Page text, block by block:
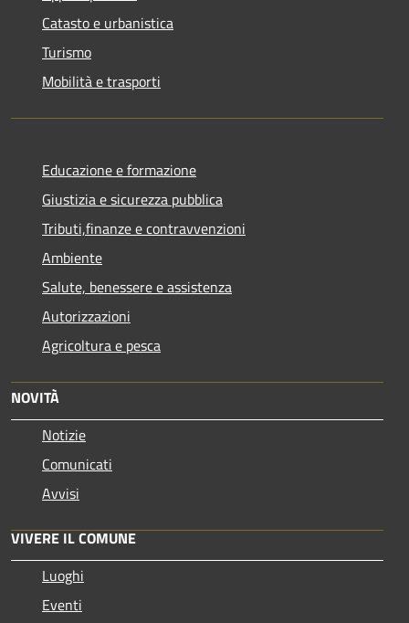
Catasto e urbanistica
Turismo
Mobilità e trasporti
Educazione e formazione
Giustizia e sicurezza pubblica
Tributi,finanze e contravvenzioni
Ambiente
Salute, benessere e assistenza
Autorizzazioni
Agricoltura e pesca
NOVITÀ
Notizie
Comunicati
Avvisi
VIVERE IL COMUNE
Luoghi
Eventi